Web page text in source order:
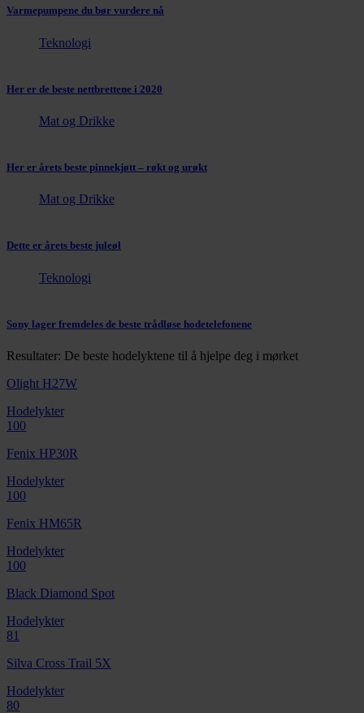
Varmepumpene du bør vurdere nå
Teknologi
Her er de beste nettbrettene i 2020
Mat og Drikke
Her er årets beste pinnekjøtt – røkt og urøkt
Mat og Drikke
Dette er årets beste juleøl
Teknologi
Sony lager fremdeles de beste trådløse hodetelefonene
Resultater: De beste hodelyktene til å hjelpe deg i mørket
Olight H27W
Hodelykter
100
Fenix HP30R
Hodelykter
100
Fenix HM65R
Hodelykter
100
Black Diamond Spot
Hodelykter
81
Silva Cross Trail 5X
Hodelykter
80